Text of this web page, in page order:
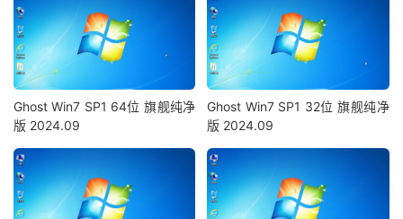
Ghost Win7 SP1 64位 旗舰纯净
版 2024.09
Ghost Win7 SP1 32位 旗舰纯净
版 2024.09